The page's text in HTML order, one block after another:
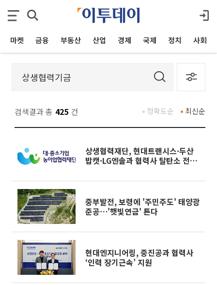
마켓 금융 부동산 산업 경제 국제 정치 사회
검색결과 총 425 건 최신순
정확도순
상생협력재단, 현대트랜시스·두산
밥캣·LG엔솔과 협력사 탈탄소 전환
중부발전, 보령에 '주민주도' 태양광
준공⋯'햇빛연금' 튼다
현대엔지니어링, 중진공과 협력사
‘인력 장기근속’ 지원